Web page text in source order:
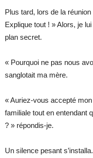
Plus tard, lors de la
Explique tout ! » Alors, je
plan secret.
« Pourquoi ne pas nous
sanglotait ma mère.
« Auriez-vous accepté
familiale tout en entendant
? » répondis-je.
Un silence pesant